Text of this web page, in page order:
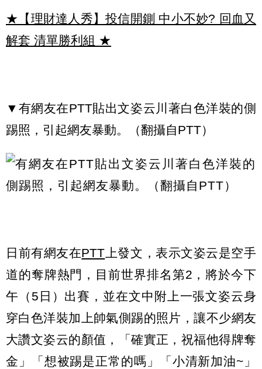
★【理財達人秀】投信開鍘 中小不妙? 回血又
解套 清單勝利組 ★
▼有網友在PTT貼出文姿云川著白色洋裝的側
踢照，引起網友暴動。（翻攝自PTT）
日前有網友在PTT 上發文，表示文姿云是空手
道的奪牌熱門，目前世界排名第2，將於今下
午（5日）出賽，並在文中附上一張文姿云身
穿白色洋裝加上帥氣側踢的照片，讓不少網友
大讚文姿云的顏值，「確實正，祝福他得牌奪
金」「想被踢是正常的嗎」「小清新加油~」